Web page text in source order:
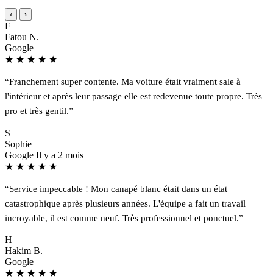
‹ ›
F
Fatou N.
Google
★ ★ ★ ★ ★
“Franchement super contente. Ma voiture était vraiment sale à
l'intérieur et après leur passage elle est redevenue toute propre. Très
pro et très gentil.”
S
Sophie
Google Il y a 2 mois
★ ★ ★ ★ ★
“Service impeccable ! Mon canapé blanc était dans un état
catastrophique après plusieurs années. L'équipe a fait un travail
incroyable, il est comme neuf. Très professionnel et ponctuel.”
H
Hakim B.
Google
★ ★ ★ ★ ★